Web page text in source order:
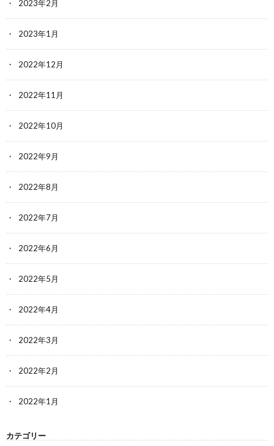
2023年2月
2023年1月
2022年12月
2022年11月
2022年10月
2022年9月
2022年8月
2022年7月
2022年6月
2022年5月
2022年4月
2022年3月
2022年2月
2022年1月
カテゴリー